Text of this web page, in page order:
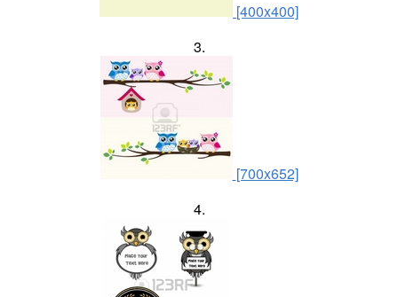
[400x400]
3.
[700x652]
4.